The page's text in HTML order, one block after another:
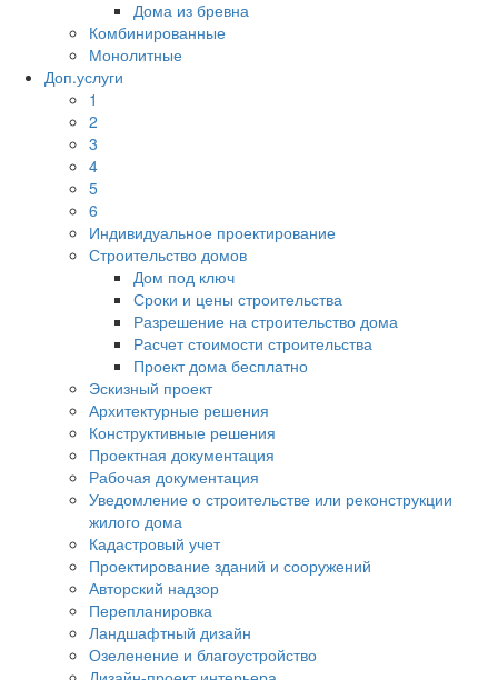
Дома из бревна
Комбинированные
Монолитные
Доп.услуги
1
2
3
4
5
6
Индивидуальное проектирование
Строительство домов
Дом под ключ
Сроки и цены строительства
Разрешение на строительство дома
Расчет стоимости строительства
Проект дома бесплатно
Эскизный проект
Архитектурные решения
Конструктивные решения
Проектная документация
Рабочая документация
Уведомление о строительстве или реконструкции
жилого дома
Кадастровый учет
Проектирование зданий и сооружений
Авторский надзор
Перепланировка
Ландшафтный дизайн
Озеленение и благоустройство